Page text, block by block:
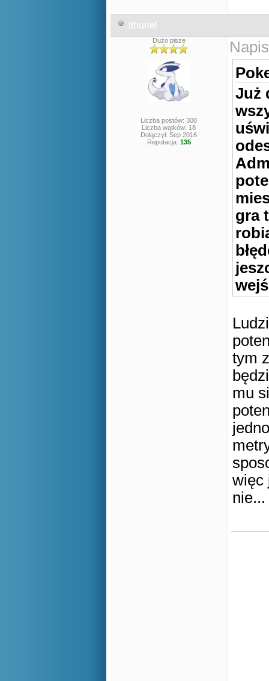
Ithuriel
Dużo pisze
Liczba postów: 300
Liczba wątków: 18
Dołączył: Sep 2016
Reputacja: 135
Już
gra
tym
mu
więc
nie...